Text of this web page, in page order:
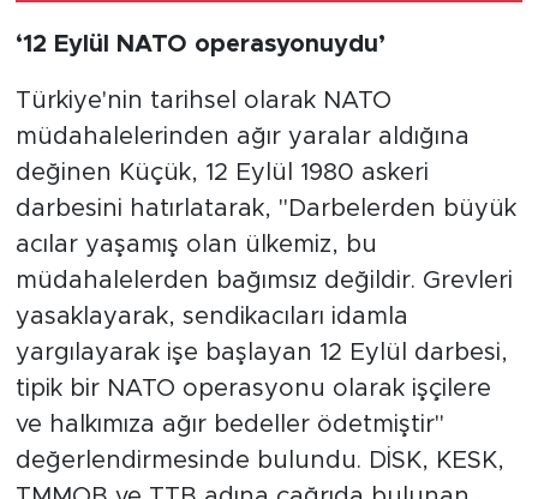
‘12 Eylül NATO operasyonuydu’
Türkiye'nin tarihsel olarak NATO
müdahalelerinden ağır yaralar aldığına
değinen Küçük, 12 Eylül 1980 askeri
darbesini hatırlatarak, "Darbelerden büyük
acılar yaşamış olan ülkemiz, bu
müdahalelerden bağımsız değildir. Grevleri
yasaklayarak, sendikacıları idamla
yargılayarak işe başlayan 12 Eylül darbesi,
tipik bir NATO operasyonu olarak işçilere
ve halkımıza ağır bedeller ödetmiştir"
değerlendirmesinde bulundu. DİSK, KESK,